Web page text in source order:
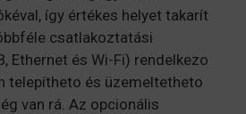
így értékes helyet takarít
csatlakoztatási
Ethernet és Wi-Fi) rendelkezo
telepítheto és üzemeltetheto
van rá. Az opcionális